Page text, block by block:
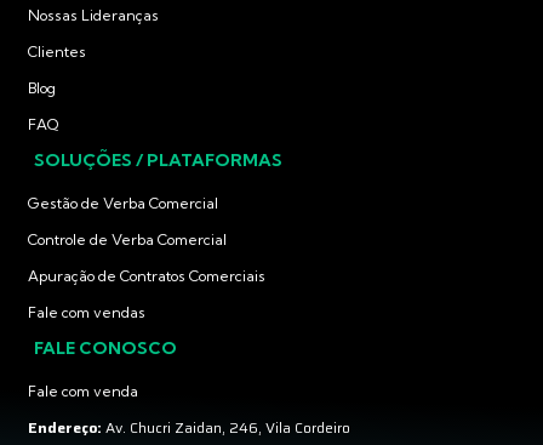
Nossas Lideranças
Clientes
Blog
FAQ
SOLUÇÕES / PLATAFORMAS
Gestão de Verba Comercial
Controle de Verba Comercial
Apuração de Contratos Comerciais
Fale com vendas
FALE CONOSCO
Fale com venda
Endereço: Av. Chucri Zaidan, 246, Vila Cordeiro